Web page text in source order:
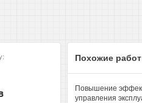
Похожие
Повышение
управления